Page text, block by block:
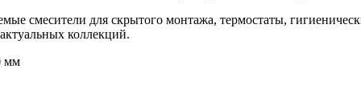
смесители для скрытого монтажа, термостаты,
коллекций.
мм